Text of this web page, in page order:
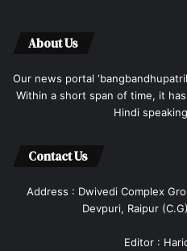
About Us
Our news portal
Within a short span of time, it
Hindi
Contact Us
Address : Dwivedi Complex
Devpuri, Raipur
Editor :